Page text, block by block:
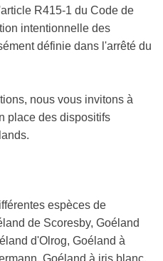
R415-1 du Code de
intentionnelle des
définie dans l'arrêté du
nous vous invitons à
place des dispositifs
espèces de
de Scoresby, Goéland
d'Olrog, Goéland à
Goéland à iris blanc,